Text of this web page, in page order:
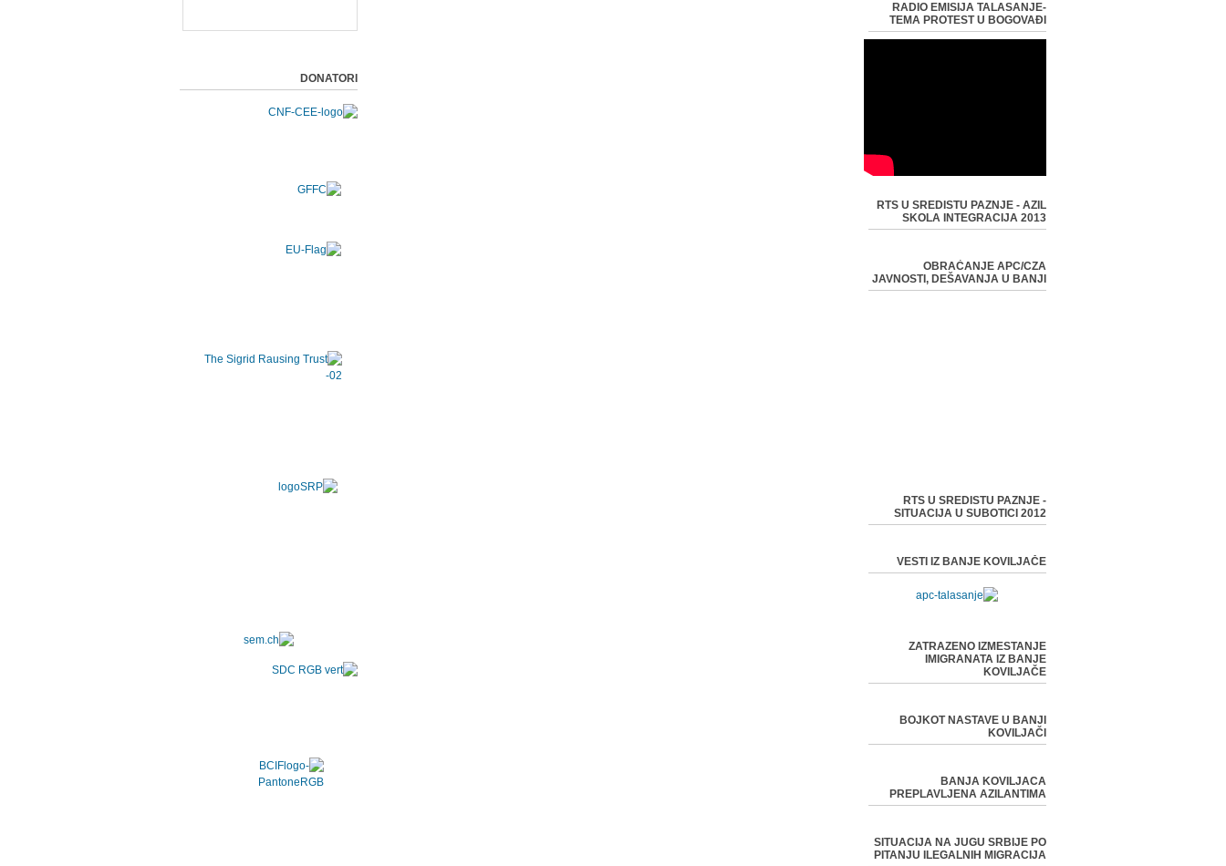
DONATORI
RADIO EMISIJA TALASANJE-
TEMA PROTEST U BOGOVAĐI
RTS U SREDISTU PAZNJE - AZIL
SKOLA INTEGRACIJA 2013
OBRAĆANJE APC/CZA
JAVNOSTI, DEŠAVANJA U BANJI
RTS U SREDISTU PAZNJE -
SITUACIJA U SUBOTICI 2012
VESTI IZ BANJE KOVILJAČE
ZATRAZENO IZMESTANJE
IMIGRANATA IZ BANJE
KOVILJAČE
BOJKOT NASTAVE U BANJI
KOVILJAČI
BANJA KOVILJACA
PREPLAVLJENA AZILANTIMA
SITUACIJA NA JUGU SRBIJE PO
PITANJU ILEGALNIH MIGRACIJA